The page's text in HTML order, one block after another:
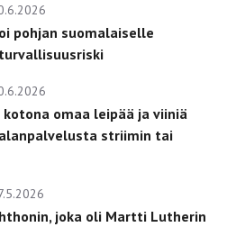
pohjan suomalaiselle
omaa leipää ja viiniä
striimin tai
joka oli Martti Lutherin